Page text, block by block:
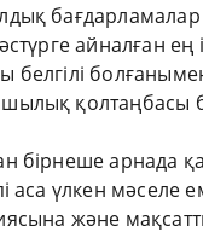
бағдарламалар
айналған
белгілі
қолтаңбасы
бірнеше арнада
аса үлкен мәселе
және